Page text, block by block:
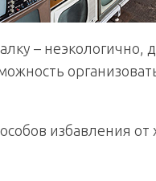
–
избавления от